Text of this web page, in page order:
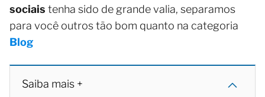
sociais tenha sido de grande valia, separamos
para você outros tão bom quanto na categoria
Blog
Saiba mais +